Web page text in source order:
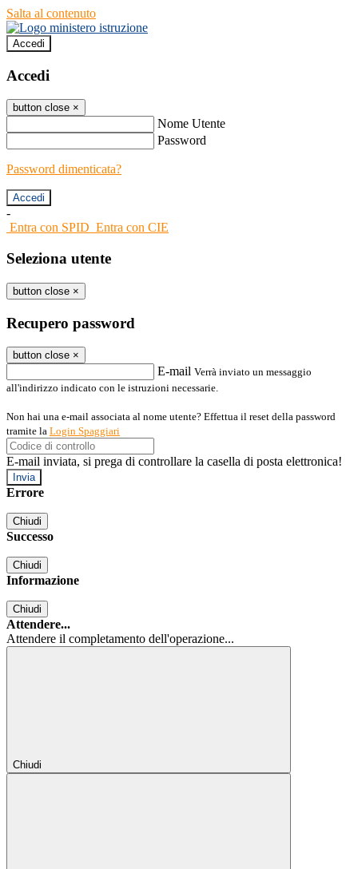
Salta al contenuto
Accedi
Accedi
button close ×
Nome Utente
Password
Password dimenticata?
-
Entra con SPID Entra con CIE
Seleziona utente
button close ×
Recupero password
button close ×
E-mail Verrà inviato un messaggio
all'indirizzo indicato con le istruzioni necessarie.
Non hai una e-mail associata al nome utente? Effettua il reset della password
tramite la Login Spaggiari
E-mail inviata, si prega di controllare la casella di posta elettronica!
Errore
Chiudi
Successo
Chiudi
Informazione
Chiudi
Attendere...
Attendere il completamento dell'operazione...
Chiudi